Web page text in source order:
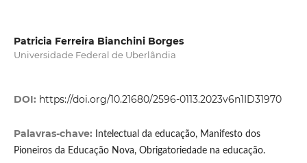
Patricia Ferreira Bianchini Borges
Universidade Federal de Uberlândia
DOI: https://doi.org/10.21680/2596-0113.2023v6n1ID31970
Palavras-chave:
Intelectual da educação, Manifesto dos
Pioneiros da Educação Nova, Obrigatoriedade na educação.